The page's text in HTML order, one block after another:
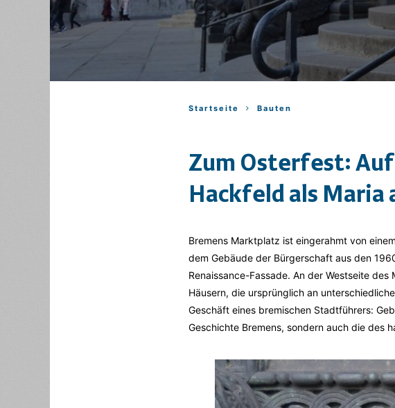
Startseite Bauten
Zum Osterfest:
Hackfeld als Maria
Bremens Marktplatz ist eingerahmt von
dem Gebäude der Bürgerschaft aus den
Renaissance-Fassade. An der Westseite
Häusern, die ursprünglich an
Geschäft eines bremischen Stadtführers:
Geschichte Bremens, sondern auch die des